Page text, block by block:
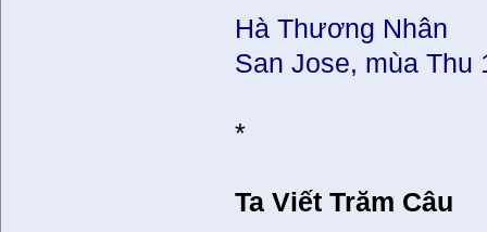
Hà Thương Nhân
San Jose, mùa Thu
*
Ta Viết Trăm Câu